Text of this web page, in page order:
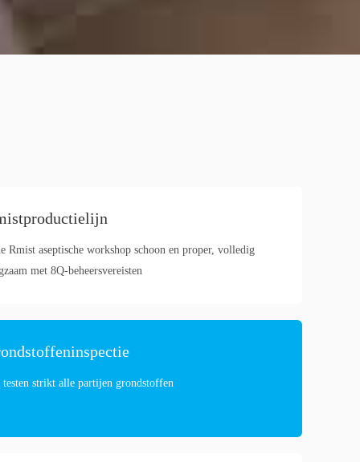
Rmist aseptische workshop schoon en proper, volledig
met 8Q-beheersvereisten
strikt alle partijen grondstoffen